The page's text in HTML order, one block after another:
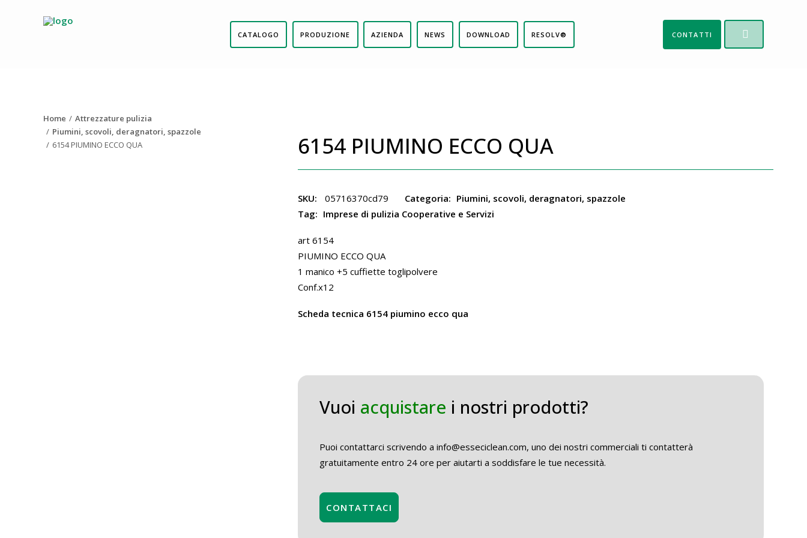
CATALOGO PRODUZIONE AZIENDA NEWS DOWNLOAD RESOLV® CONTATTI
Home
Attrezzature pulizia
Piumini, scovoli, deragnatori, spazzole
6154 PIUMINO ECCO QUA
6154 PIUMINO ECCO QUA
SKU: 05716370cd79 Categoria: Piumini, scovoli, deragnatori, spazzole
Tag: Imprese di pulizia Cooperative e Servizi
art 6154
PIUMINO ECCO QUA
1 manico +5 cuffiette toglipolvere
Conf.x12
Scheda tecnica 6154 piumino ecco qua
Vuoi acquistare i nostri prodotti?
Puoi contattarci scrivendo a info@esseciclean.com, uno dei nostri commerciali ti contatterà
gratuitamente entro 24 ore per aiutarti a soddisfare le tue necessità.
CONTATTACI